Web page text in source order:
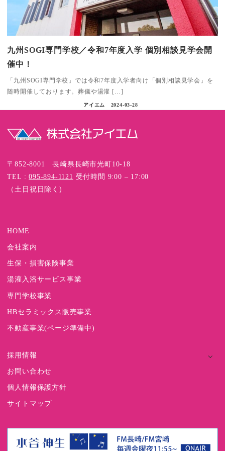
九州SOGI専門学校／令和7年度入学 個別相談見学会開
催中！
「九州SOGI専門学校」では令和7年度入学者向け「個別相談見学会」を
随時開催しております。葬儀や湯灌 […]
アイエム 2024-03-28
〒852-8001 長崎県長崎市光町10-18
TEL :095-894-1121 受付時間 9:00 – 17:00
（土日祝日除く)
HOME
会社案内
生保・損害保険事業
湯灌入浴サービス事業
専門学校事業
HBセラミックス販売事業
不動産事業(ページ準備中)
採用情報
お問い合わせ
個人情報保護方針
サイトマップ